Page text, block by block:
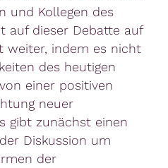
und Kollegen des
auf dieser Debatte auf
weiter, indem es nicht
des heutigen
einer positiven
neuer
gibt zunächst einen
Diskussion um
der